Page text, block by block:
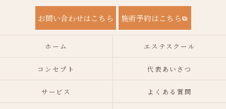
お問い合わせはこちら 施術予約はこちら
ホーム エステスクール
コンセプト 代表あいさつ
サービス よくある質問